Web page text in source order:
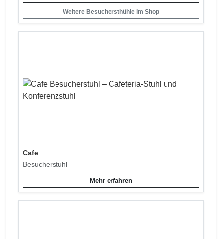
Weitere Besuchersthühle im Shop
Cafe
Besucherstuhl
Mehr erfahren